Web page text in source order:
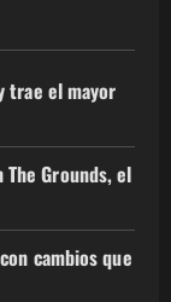
trae el mayor
The Grounds, el
cambios que